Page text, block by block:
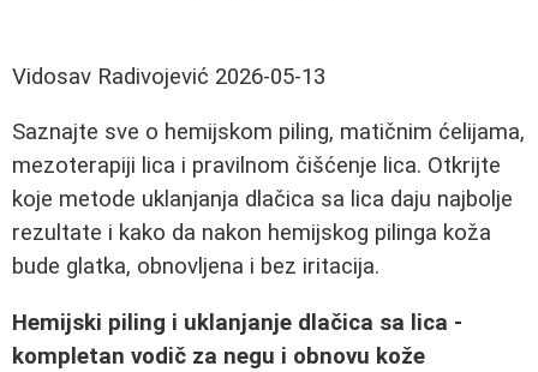
Vidosav Radivojević 2026-05-13
Saznajte sve o hemijskom piling, matičnim ćelijama,
mezoterapiji lica i pravilnom čišćenje lica. Otkrijte
koje metode uklanjanja dlačica sa lica daju najbolje
rezultate i kako da nakon hemijskog pilinga koža
bude glatka, obnovljena i bez iritacija.
Hemijski piling i uklanjanje dlačica sa lica -
kompletan vodič za negu i obnovu kože